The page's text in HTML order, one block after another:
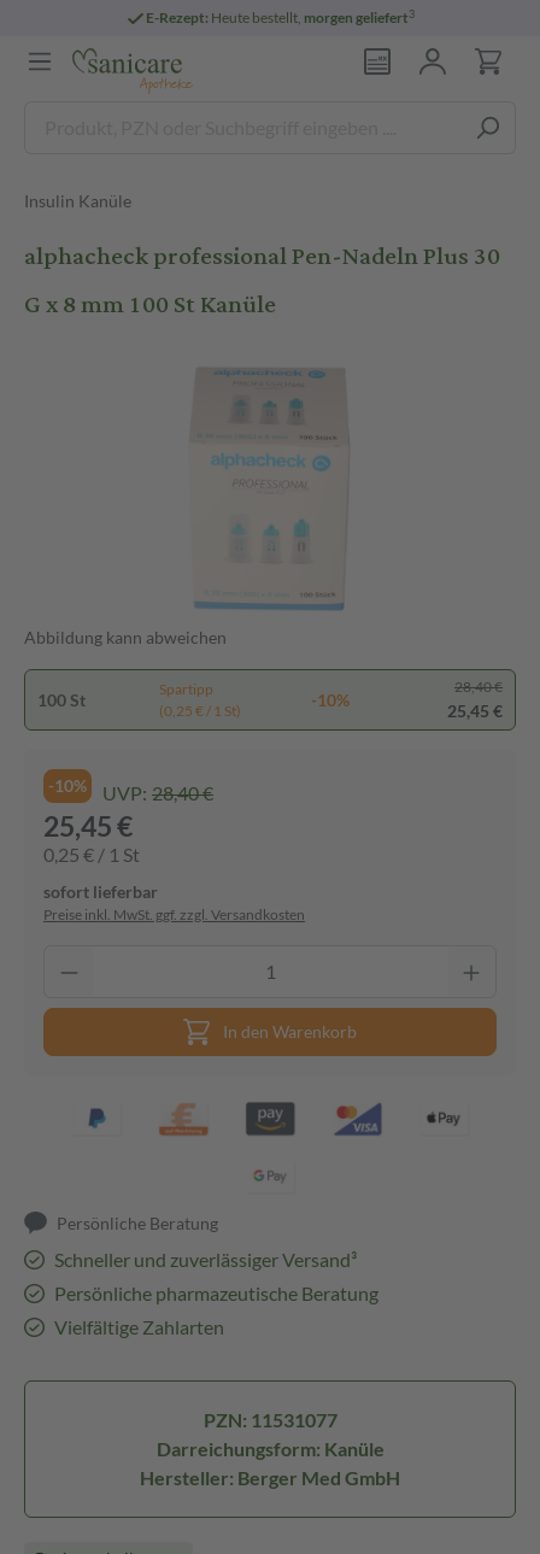
E-Rezept: Heute bestellt, morgen geliefert3
Insulin Kanüle
alphacheck professional Pen-Nadeln Plus 30
G x 8 mm 100 St Kanüle
Abbildung kann abweichen
100 St
Spartipp
(0,25 € / 1 St)
-10%
28,40 €
25,45 €
-10% UVP: 28,40 €
25,45 €
0,25 € / 1 St
sofort lieferbar
Preise inkl. MwSt. ggf. zzgl. Versandkosten
In den Warenkorb
Persönliche Beratung
Schneller und zuverlässiger Versand³
Persönliche pharmazeutische Beratung
Vielfältige Zahlarten
PZN: 11531077
Darreichungsform: Kanüle
Hersteller: Berger Med GmbH